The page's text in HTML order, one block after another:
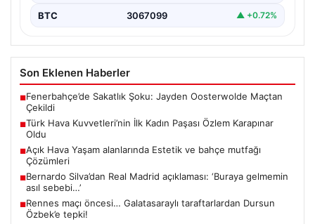
BTC 3067099 ▲ +0.72%
Son Eklenen Haberler
■Fenerbahçe’de Sakatlık Şoku: Jayden Oosterwolde Maçtan
Çekildi
■Türk Hava Kuvvetleri’nin İlk Kadın Paşası Özlem Karapınar
Oldu
■Açık Hava Yaşam alanlarında Estetik ve bahçe mutfağı
Çözümleri
■Bernardo Silva’dan Real Madrid açıklaması: ‘Buraya gelmemin
asıl sebebi…’
■Rennes maçı öncesi… Galatasaraylı taraftarlardan Dursun
Özbek’e tepki!